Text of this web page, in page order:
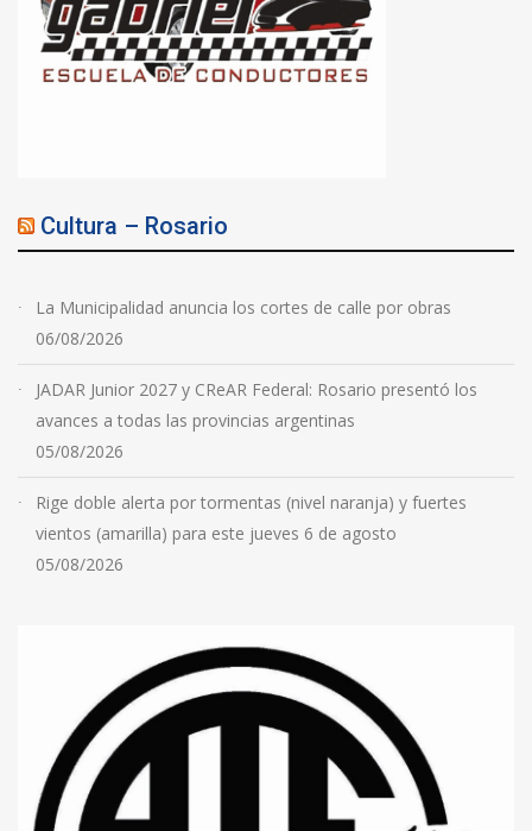
Cultura – Rosario
La Municipalidad anuncia los cortes de calle por obras
06/08/2026
JADAR Junior 2027 y CReAR Federal: Rosario presentó los
avances a todas las provincias argentinas
05/08/2026
Rige doble alerta por tormentas (nivel naranja) y fuertes
vientos (amarilla) para este jueves 6 de agosto
05/08/2026